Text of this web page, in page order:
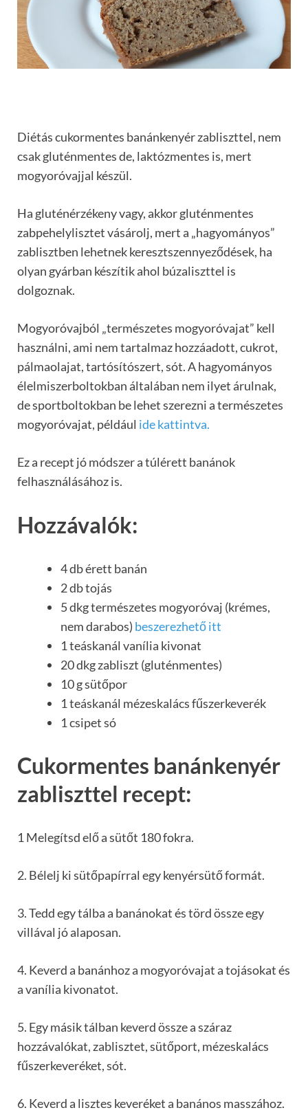
Diétás cukormentes banánkenyér zabliszttel, nem
csak gluténmentes de, laktózmentes is, mert
mogyoróvajjal készül.
Ha gluténérzékeny vagy, akkor gluténmentes
zabpehelylisztet vásárolj, mert a „hagyományos”
zablisztben lehetnek keresztszennyeződések, ha
olyan gyárban készítik ahol búzaliszttel is
dolgoznak.
Mogyoróvajból „természetes mogyoróvajat” kell
használni, ami nem tartalmaz hozzáadott, cukrot,
pálmaolajat, tartósítószert, sót. A hagyományos
élelmiszerboltokban általában nem ilyet árulnak,
de sportboltokban be lehet szerezni a természetes
mogyoróvajat, például ide kattintva.
Ez a recept jó módszer a túlérett banánok
felhasználásához is.
Hozzávalók:
4 db érett banán
2 db tojás
5 dkg természetes mogyoróvaj (krémes,
nem darabos) beszerezhető itt
1 teáskanál vanília kivonat
20 dkg zabliszt (gluténmentes)
10 g sütőpor
1 teáskanál mézeskalács fűszerkeverék
1 csipet só
Cukormentes banánkenyér
zabliszttel recept:
1 Melegítsd elő a sütőt 180 fokra.
2. Bélelj ki sütőpapírral egy kenyérsütő formát.
3. Tedd egy tálba a banánokat és törd össze egy
villával jó alaposan.
4. Keverd a banánhoz a mogyoróvajat a tojásokat és
a vanília kivonatot.
5. Egy másik tálban keverd össze a száraz
hozzávalókat, zablisztet, sütőport, mézeskalács
fűszerkeveréket, sót.
6. Keverd a lisztes keveréket a banános masszához.